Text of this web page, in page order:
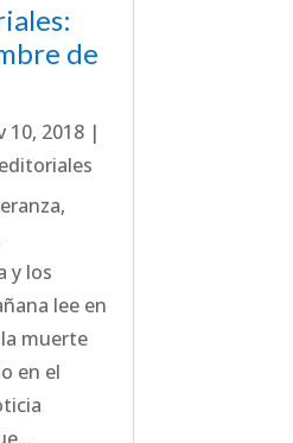
de
10, 2018|
y los
lee en
muerte
en el